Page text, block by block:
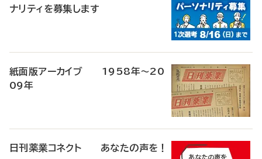
ナリティを募集します
紙面版アーカイブ 1958年～20
09年
日刊薬業コネクト あなたの声を！